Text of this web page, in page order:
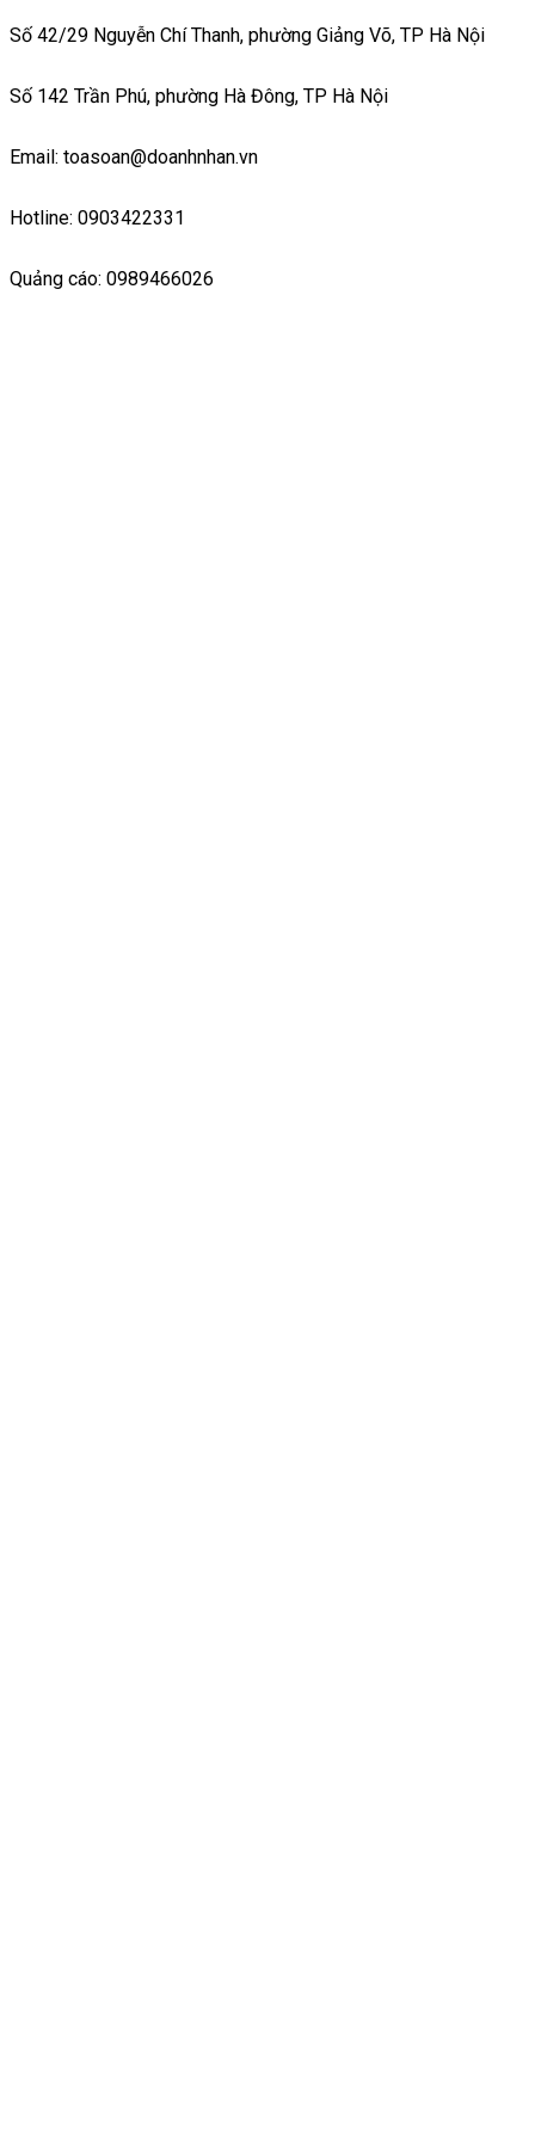
Số 42/29 Nguyễn Chí Thanh, phường Giảng Võ, TP Hà Nội
Số 142 Trần Phú, phường Hà Đông, TP Hà Nội
Email: toasoan@doanhnhan.vn
Hotline: 0903422331
Quảng cáo: 0989466026